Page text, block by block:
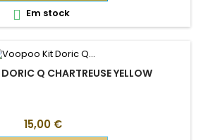
 Em stock
Q CHARTREUSE YELLOW
Preço
15,00 €